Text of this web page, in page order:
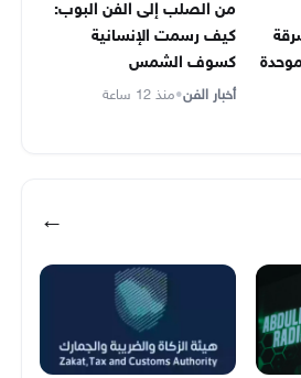
موحدة
من الصلب إلى الفن البوب:
كيف رسمت الإنسانية
كسوف الشمس
أخبار الفن•منذ 12 ساعة
←